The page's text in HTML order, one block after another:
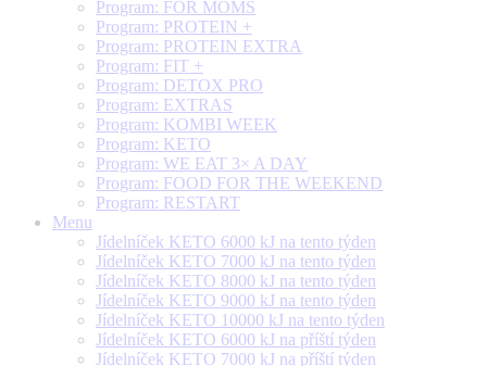
Program: FOR MOMS
Program: PROTEIN +
Program: PROTEIN EXTRA
Program: FIT +
Program: DETOX PRO
Program: EXTRAS
Program: KOMBI WEEK
Program: KETO
Program: WE EAT 3× A DAY
Program: FOOD FOR THE WEEKEND
Program: RESTART
Menu
Jídelníček KETO 6000 kJ na tento týden
Jídelníček KETO 7000 kJ na tento týden
Jídelníček KETO 8000 kJ na tento týden
Jídelníček KETO 9000 kJ na tento týden
Jídelníček KETO 10000 kJ na tento týden
Jídelníček KETO 6000 kJ na příští týden
Jídelníček KETO 7000 kJ na příští týden